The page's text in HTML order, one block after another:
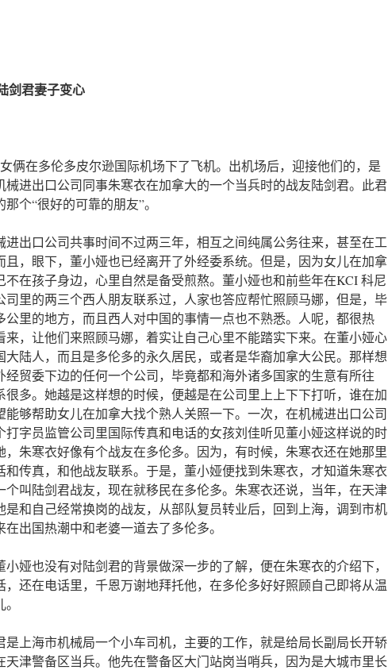
君妻子变心
俩在多伦多皮尔逊国际机场下了飞机。出机场后，迎接他们的，是
械进出口公司同事朱寒衣在加拿大的一个当兵时的战友陆剑君。此君
个“很好的可靠的朋友”。
进出口公司共事时间不过两三年，相互之间纯属公务往来，甚至在工
且，眼下，董小娅也已经离开了外经委系统。但是，因为女儿在加拿
不在孩子身边，心里自然是备受煎熬。董小娅也和前些年在KCI 科尼
司里的两三个西人朋友联系过，人家也答应帮忙照顾马娜，但是，毕
公里的地方，而且西人对中国的事情一点也不熟悉。人呢，都很热
来，让他们来照顾马娜，着实让自己心里不能踏实下来。在董小娅心
大陆人，而且是多伦多的永久居民，或者是华裔加拿大公民。那样想
经贸委下边的任何一个公司，毕竟都和海外诸多国家的生意有所往
很多。她越是这样想的时候，便越是在公司里上上下下打听，谁在加
能够帮助女儿在加拿大找个熟人关照一下。一次，在机械进出口公司
打字员监管公司里国际传真和电话的女孩刘佳听见董小娅这样说的时
，朱寒衣好像有个战友在多伦多。因为，有时候，朱寒衣还在她那里
和传真，和他战友联系。于是，董小娅便找到朱寒衣，才知道朱寒衣
个叫陆剑君战友，现在就移民在多伦多。朱寒衣还说，当年，在天津
是和自己经常换岗的战友，从部队复员转业后，回到上海，调到市机
出国热潮中和老婆一道去了多伦多。
娅也没有对陆剑君的背景做深一步的了解，便在朱寒衣的介绍下，
，还在电话里，千恩万谢地拜托他，在多伦多好好照顾自己即将从温
是上海市机械局一个小车司机，主要的工作，就是给局长副局长开轿
天津警备区当兵。他先在警备区大门站岗当哨兵，因为是大城市里长